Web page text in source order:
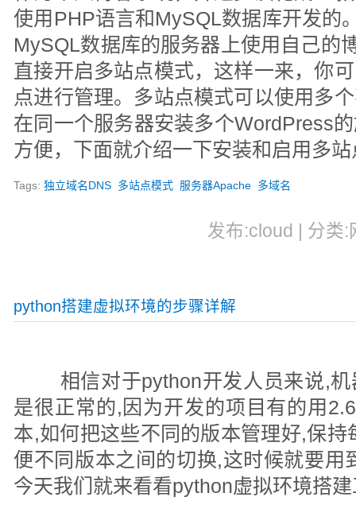
使用PHP语言和MySQL数据库开发的
MySQL数据库的服务器上使用自己的
直接开启多站点模式，这样一来，你
点进行管理。多站点模式可以使用多
在同一个服务器安装多个WordPress
方便，下面就介绍一下安装和启用多
Tags:独立域名DNS 多站点模式 服务器Apache 多域名
发布:cloud | 分类:
python搭建虚拟环境的步骤详解
相信对于python开发人员来说,机
是很正常的,因为开发的项目有的用
本,如何把这些不同的版本管理好,保
便不同版本之间的切换,这时候就要用
今天我们就来看看python虚拟环境搭